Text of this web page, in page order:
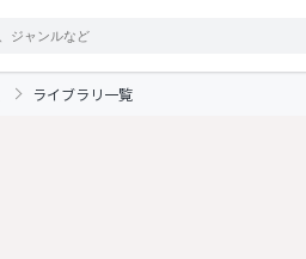
ライブラリ一覧